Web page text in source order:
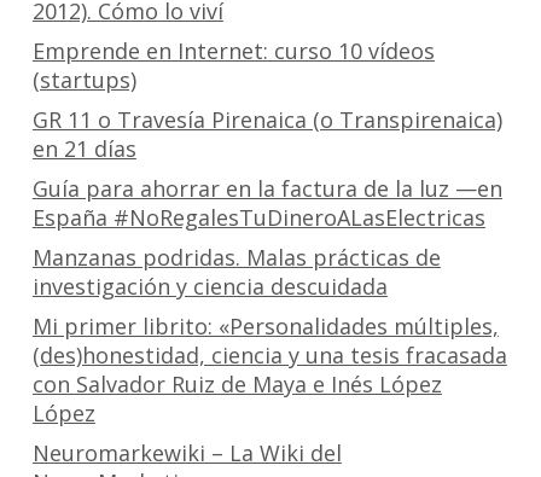
2012). Cómo lo viví
Emprende en Internet: curso 10 vídeos
(startups)
GR 11 o Travesía Pirenaica (o Transpirenaica)
en 21 días
Guía para ahorrar en la factura de la luz —en
España #NoRegalesTuDineroALasElectricas
Manzanas podridas. Malas prácticas de
investigación y ciencia descuidada
Mi primer librito: «Personalidades múltiples,
(des)honestidad, ciencia y una tesis fracasada
con Salvador Ruiz de Maya e Inés López
López
Neuromarkewiki – La Wiki del